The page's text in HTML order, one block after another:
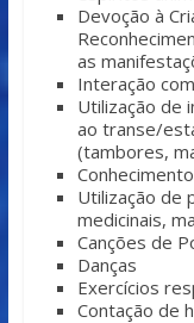
Devoção à
as
Interação
Utilização de
ao transe/
(tambores,
Utilização de
medicinais,
Canções de
Danças
Exercícios
Contação de